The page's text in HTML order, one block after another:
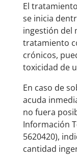
El
se inicia
ingestión del
tratamiento
crónicos,
toxicidad de
En caso de
acuda
no fuera
Información
5620420),
cantidad